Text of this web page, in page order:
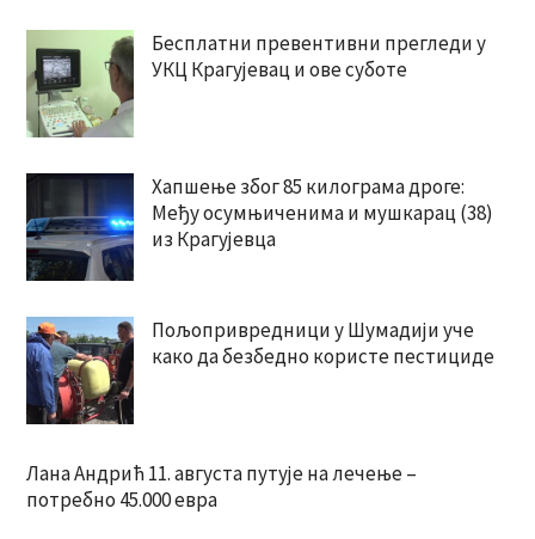
Бесплатни превентивни прегледи у
УКЦ Крагујевац и ове суботе
Хапшење због 85 килограма дроге:
Међу осумњиченима и мушкарац (38)
из Крагујевца
Пољопривредници у Шумадији уче
како да безбедно користе пестициде
Лана Андрић 11. августа путује на лечење –
потребно 45.000 евра